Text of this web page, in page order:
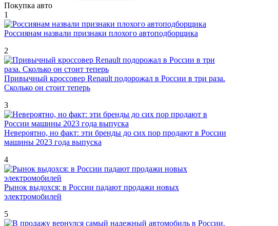
Покупка авто
1
Россиянам назвали признаки плохого автоподборщика
2
Привычный кроссовер Renault подорожал в России в три раза.
Сколько он стоит теперь
3
Невероятно, но факт: эти бренды до сих пор продают в России
машины 2023 года выпуска
4
Рынок выдохся: в России падают продажи новых
электромобилей
5